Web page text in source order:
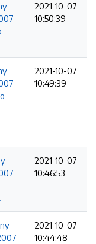
2021-10-07
10:50:39
2021-10-07
10:49:39
2021-10-07
10:46:53
2021-10-07
10:44:48